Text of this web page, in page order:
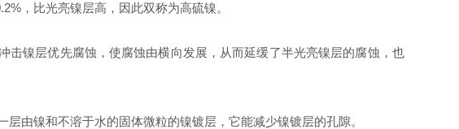
，比光亮镍层高，因此双称为高硫镍。
镍层优先腐蚀，使腐蚀由横向发展，从而延缓了半光亮镍层的腐蚀，也
由镍和不溶于水的固体微粒的镍镀层，它能减少镍镀层的孔隙。